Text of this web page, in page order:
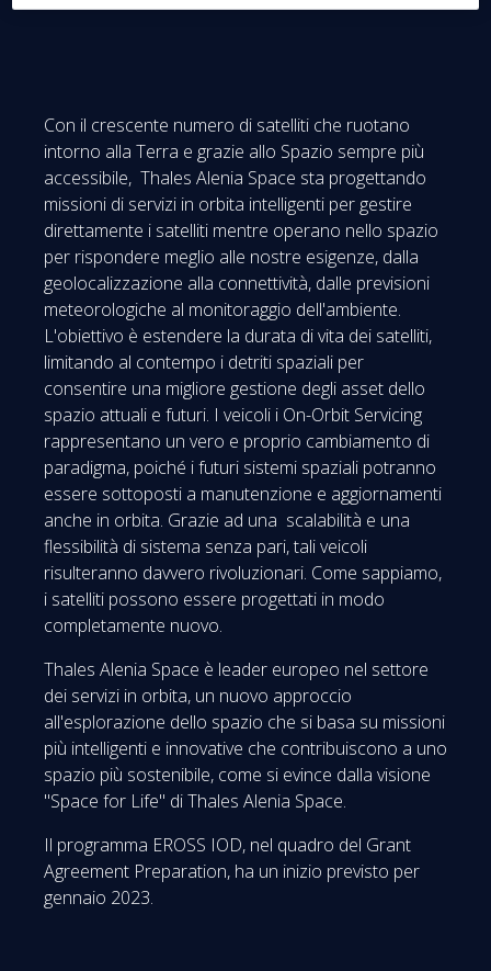
Con il crescente numero di satelliti che ruotano
intorno alla Terra e grazie allo Spazio sempre più
accessibile, Thales Alenia Space sta progettando
missioni di servizi in orbita intelligenti per gestire
direttamente i satelliti mentre operano nello spazio
per rispondere meglio alle nostre esigenze, dalla
geolocalizzazione alla connettività, dalle previsioni
meteorologiche al monitoraggio dell'ambiente.
L'obiettivo è estendere la durata di vita dei satelliti,
limitando al contempo i detriti spaziali per
consentire una migliore gestione degli asset dello
spazio attuali e futuri. I veicoli i On-Orbit Servicing
rappresentano un vero e proprio cambiamento di
paradigma, poiché i futuri sistemi spaziali potranno
essere sottoposti a manutenzione e aggiornamenti
anche in orbita. Grazie ad una scalabilità e una
flessibilità di sistema senza pari, tali veicoli
risulteranno davvero rivoluzionari. Come sappiamo,
i satelliti possono essere progettati in modo
completamente nuovo.
Thales Alenia Space è leader europeo nel settore
dei servizi in orbita, un nuovo approccio
all'esplorazione dello spazio che si basa su missioni
più intelligenti e innovative che contribuiscono a uno
spazio più sostenibile, come si evince dalla visione
"Space for Life" di Thales Alenia Space.
Il programma EROSS IOD, nel quadro del Grant
Agreement Preparation, ha un inizio previsto per
gennaio 2023.